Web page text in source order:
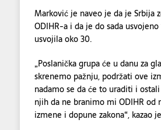
Marković je naveo je da je Srbija
ODIHR-a i da je do sada
usvojila oko 30.
„Poslanička grupa će u danu za
skrenemo pažnju, podržati ove
nadamo se da će to uraditi i
njih da ne branimo mi ODIHR od
izmene i dopune zakona“, kazao